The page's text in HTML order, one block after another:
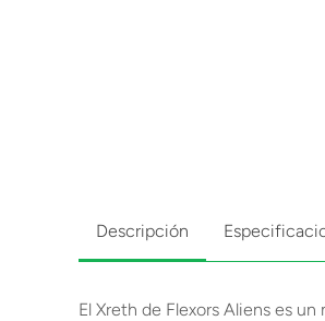
Descripción
El Xreth de Flexors Aliens es